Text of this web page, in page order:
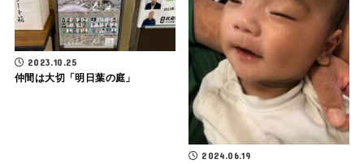
2023.10.25
仲間は大切「明日葉の庭」
2024.06.19